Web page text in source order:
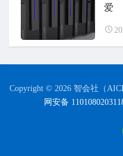
爱
Copyright © 2026 智会社（
网安备